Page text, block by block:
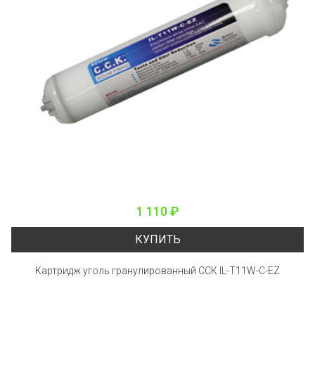
1 110 ₽
КУПИТЬ
Картридж уголь гранулированный ССК IL-T11W-C-EZ